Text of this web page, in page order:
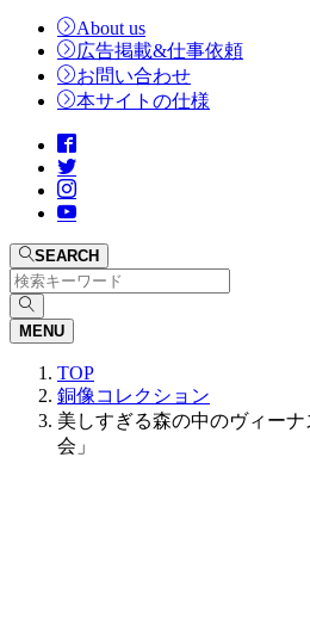
About us
広告掲載&仕事依頼
お問い合わせ
本サイトの仕様
SEARCH
MENU
TOP
銅像コレクション
美しすぎる森の中のヴィー
会」